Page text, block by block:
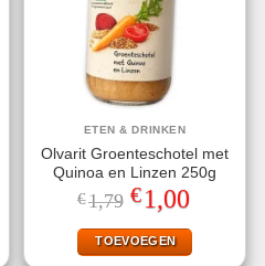
ETEN & DRINKEN
Olvarit Groenteschotel met
Quinoa en Linzen 250g
€1,79 Oorspronkelijke
prijs
was:
€1,79.
€1,00
is:
€1,00.
TOEVOEGEN